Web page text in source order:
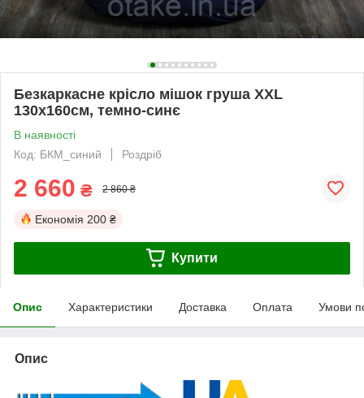
Безкаркасне крісло мішок груша XXL
130х160см, темно-синє
В наявності
Код: БКМ_синий
Роздріб
2 660 ₴ 2 860 ₴
Економія 200 ₴
Купити
Опис Характеристики Доставка Оплата Умови
Опис